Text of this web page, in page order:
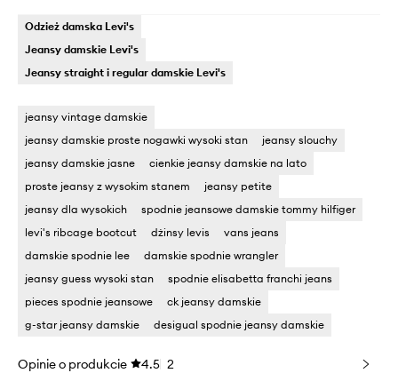
Odzież damska Levi's
Jeansy damskie Levi's
Jeansy straight i regular damskie Levi's
jeansy vintage damskie
jeansy damskie proste nogawki wysoki stan
jeansy slouchy
jeansy damskie jasne
cienkie jeansy damskie na lato
proste jeansy z wysokim stanem
jeansy petite
jeansy dla wysokich
spodnie jeansowe damskie tommy hilfiger
levi's ribcage bootcut
dżinsy levis
vans jeans
damskie spodnie lee
damskie spodnie wrangler
jeansy guess wysoki stan
spodnie elisabetta franchi jeans
pieces spodnie jeansowe
ck jeansy damskie
g-star jeansy damskie
desigual spodnie jeansy damskie
Opinie o produkcie 4.5 2